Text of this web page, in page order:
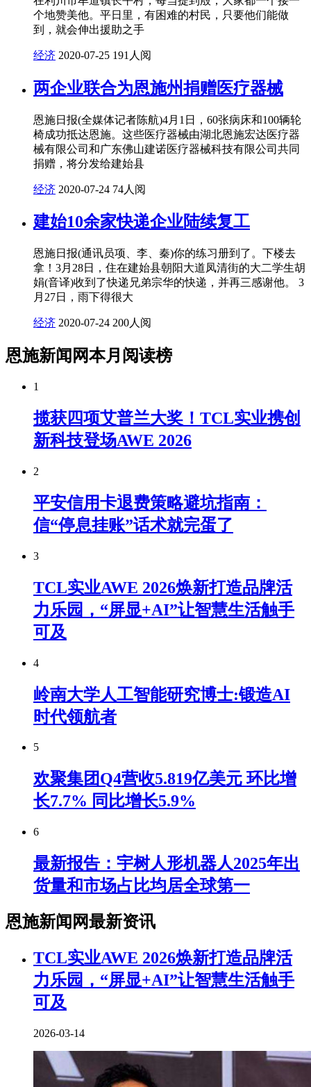
个地赞美他。平日里，有困难的村民，只要他们能做
到，就会伸出援助之手
经济 2020-07-25 191人阅
两企业联合为恩施州捐赠医疗器械
恩施日报(全媒体记者陈航)4月1日，60张病床和100辆轮
椅成功抵达恩施。这些医疗器械由湖北恩施宏达医疗器
械有限公司和广东佛山建诺医疗器械科技有限公司共同
捐赠，将分发给建始县
经济 2020-07-24 74人阅
建始10余家快递企业陆续复工
恩施日报(通讯员项、李、秦)你的练习册到了。下楼去
拿！3月28日，住在建始县朝阳大道凤清街的大二学生胡
娟(音译)收到了快递兄弟宗华的快递，并再三感谢他。 3
月27日，雨下得很大
经济 2020-07-24 200人阅
恩施新闻网本月阅读榜
1
揽获四项艾普兰大奖！TCL实业携创
新科技登场AWE 2026
2
平安信用卡退费策略避坑指南：
信“停息挂账”话术就完蛋了
3
TCL实业AWE 2026焕新打造品牌活
力乐园，“屏显+AI”让智慧生活触手
可及
4
岭南大学人工智能研究博士:锻造AI
时代领航者
5
欢聚集团Q4营收5.819亿美元 环比增
长7.7% 同比增长5.9%
6
最新报告：宇树人形机器人2025年出
货量和市场占比均居全球第一
恩施新闻网最新资讯
TCL实业AWE 2026焕新打造品牌活
力乐园，“屏显+AI”让智慧生活触手
可及
2026-03-14